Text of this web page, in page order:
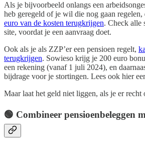
Als je bijvoorbeeld onlangs een
heb geregeld of je wil die nog gaan regelen,
euro van de kosten terugkrijgen. Check alle
site, voordat je een aanvraag doet.
Ook als je als ZZP’er een pensioen regelt,
terugkrijgen. Sowieso krijg je 200 euro
een rekening (vanaf 1 juli 2024), en
bijdrage voor je stortingen. Lees ook hier
Maar laat het geld niet liggen, als je er recht
🟢 Combineer pensioenbeleggen